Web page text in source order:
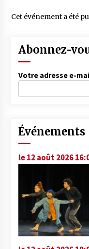
Cet événement a été
Abonnez-
Votre adresse e-
Événements
le 12 août 2026